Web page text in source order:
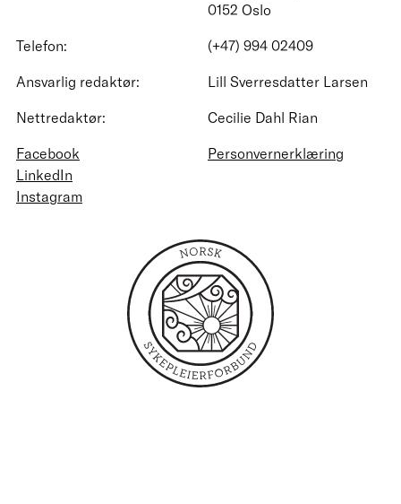
0152 Oslo
Telefon:
(+47) 994 02409
Ansvarlig redaktør:
Lill Sverresdatter Larsen
Nettredaktør:
Cecilie Dahl Rian
Facebook
LinkedIn
Instagram
Personvernerklæring